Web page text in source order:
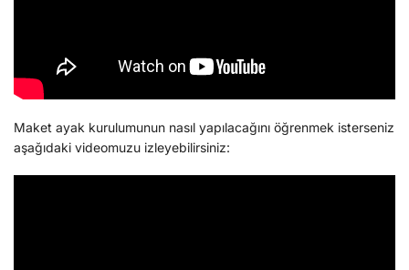
Maket ayak kurulumunun nasıl yapılacağını öğrenmek isterseniz
aşağıdaki videomuzu izleyebilirsiniz: